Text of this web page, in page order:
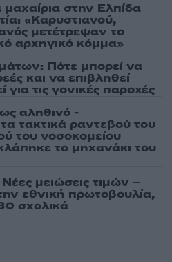
στην Ελπίδα
«Καρυστιανού,
μετέτρεψαν το
αρχηγικό κόμμα»
Πότε μπορεί να
και να επιβληθεί
για τις γονικές παροχές
αληθινό -
τακτικά ραντεβού του
του νοσοκομείου
το μηχανάκι του
μειώσεις τιμών –
εθνική πρωτοβουλία,
σχολικά